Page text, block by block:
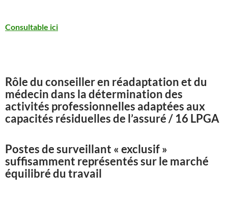
Consultable ici
Rôle du conseiller en réadaptation et du
médecin dans la détermination des
activités professionnelles adaptées aux
capacités résiduelles de l’assuré / 16 LPGA
Postes de surveillant « exclusif »
suffisamment représentés sur le marché
équilibré du travail